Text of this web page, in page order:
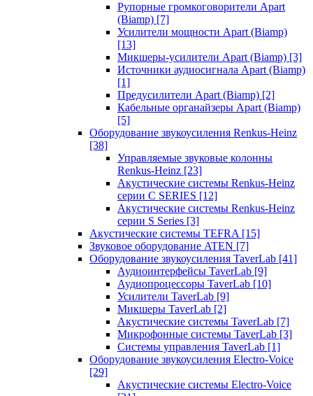
Рупорные громкоговорители Apart
(Biamp) [7]
Усилители мощности Apart (Biamp)
[13]
Микшеры-усилители Apart (Biamp) [3]
Источники аудиосигнала Apart (Biamp)
[1]
Предусилители Apart (Biamp) [2]
Кабельные органайзеры Apart (Biamp)
[5]
Оборудование звукоусиления Renkus-Heinz
[38]
Управляемые звуковые колонны
Renkus-Heinz [23]
Акустические системы Renkus-Heinz
серии C SERIES [12]
Акустические системы Renkus-Heinz
серии S Series [3]
Акустические системы TEFRA [15]
Звуковое оборудование ATEN [7]
Оборудование звукоусиления TaverLab [41]
Аудиоинтерфейсы TaverLab [9]
Аудиопроцессоры TaverLab [10]
Усилители TaverLab [9]
Микшеры TaverLab [2]
Акустические системы TaverLab [7]
Микрофонные системы TaverLab [3]
Системы управления TaverLab [1]
Оборудование звукоусиления Electro-Voice
[29]
Акустические системы Electro-Voice